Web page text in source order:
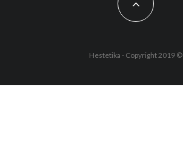
Hestetika - Copyright 2019 ©